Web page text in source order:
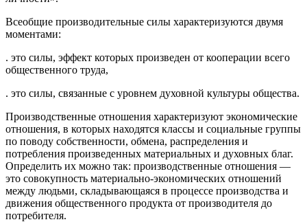
Всеобщие производительные силы характеризуются двумя
моментами:
. это силы, эффект которых произведен от кооперации всего
общественного труда,
. это силы, связанные с уровнем духовной культуры общества.
Производственные отношения характеризуют экономические
отношения, в которых находятся классы и социальные группы
по поводу собственности, обмена, распределения и
потребления произведенных материальных и духовных благ.
Определить их можно так: производственные отношения —
это совокупность материально-экономических отношений
между людьми, складывающаяся в процессе производства и
движения общественного продукта от производителя до
потребителя.